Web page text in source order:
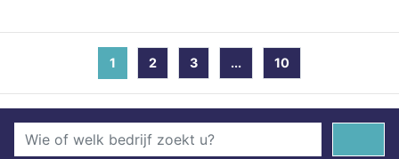
1 (current)
2 3 ... 10